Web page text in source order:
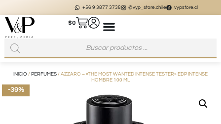
+56 9 3877 3738 @vyp_store.chile vypstore.cl
$0
INICIO / PERFUMES / AZZARO – «THE MOST WANTED INTENSE TESTER» EDP INTENSE
HOMBRE 100 ML
-39%